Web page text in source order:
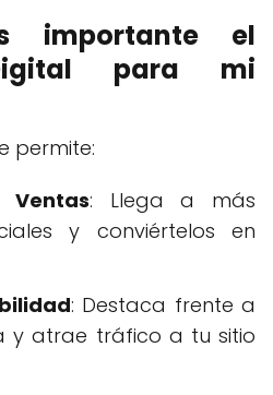
importante el
para mi
permite:
Ventas: Llega a más
y conviértelos en
: Destaca frente a
y atrae tráfico a tu sitio